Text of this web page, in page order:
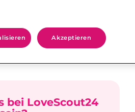
hinter der
zu einem
bei LoveScout24
Akzeptieren